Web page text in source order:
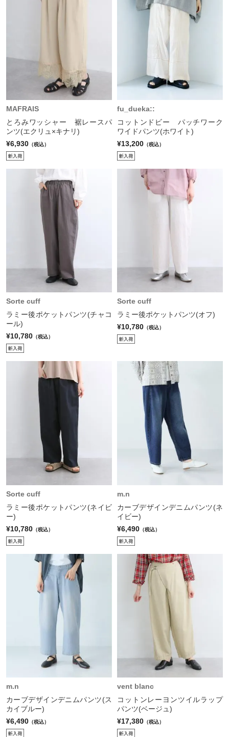
MAFRAIS
とろみワッシャー 裾レースパ
ンツ(エクリュ×キナリ)
¥6,930 （税込）
fu_dueka::
コットンドビー パッチワーク
ワイドパンツ(ホワイト)
¥13,200 （税込）
Sorte cuff
ラミー後ポケットパンツ(チャコ
ール)
¥10,780 （税込）
Sorte cuff
ラミー後ポケットパンツ(オフ)
¥10,780 （税込）
Sorte cuff
ラミー後ポケットパンツ(ネイビ
ー)
¥10,780 （税込）
m.n
カーブデザインデニムパンツ(ネ
イビー)
¥6,490 （税込）
m.n
カーブデザインデニムパンツ(ス
カイブルー)
¥6,490 （税込）
vent blanc
コットンレーヨンツイルラップ
パンツ(ベージュ)
¥17,380 （税込）